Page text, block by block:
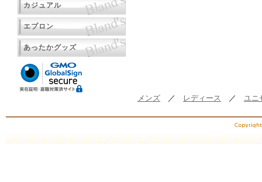
カジュアル
エプロン
あったかグッズ
メンズ ／ レディース ／ ユニ